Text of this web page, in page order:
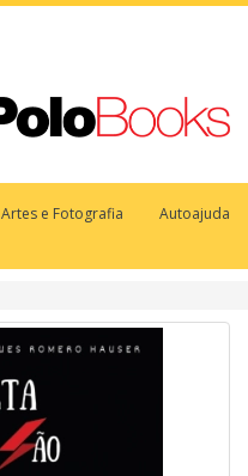
Artes e Fotografia Autoajuda